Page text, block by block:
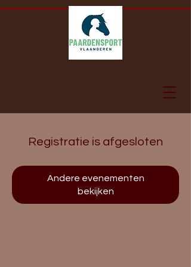
Registratie is afgesloten
Andere evenementen
bekijken